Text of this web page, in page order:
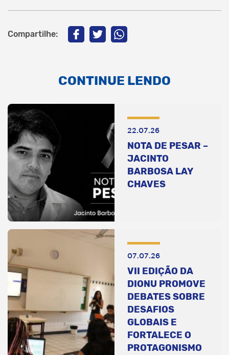
Compartilhe:
CONTINUE LENDO
22.07.26
NOTA DE PESAR –
JACINTO
BARBOSA LAY
CHAVES
07.07.26
VII EDIÇÃO DA
DIONU PROMOVE
DEBATES SOBRE
DESAFIOS
GLOBAIS E
FORTALECE O
PROTAGONISMO